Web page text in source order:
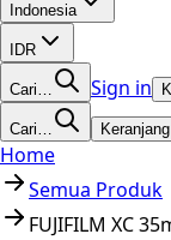
Indonesia
IDR
Cari… Sign in
Cari… Keranjang
Home
Semua Produk
FUJIFILM XC